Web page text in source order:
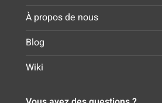
À propos de nous
Blog
Wiki